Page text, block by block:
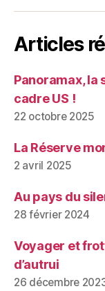
Articles
Panoramax,
cadre US !
22 octobre 2025
La Réserve
2 avril 2025
Au pays du
28 février 2024
Voyager et
d’autrui
26 décembre